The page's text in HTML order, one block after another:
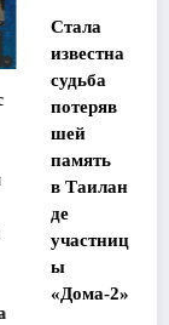
Стала
известна
судьба
потеряв
шей
память
в Таилан
де
участниц
ы
«Дома-2»